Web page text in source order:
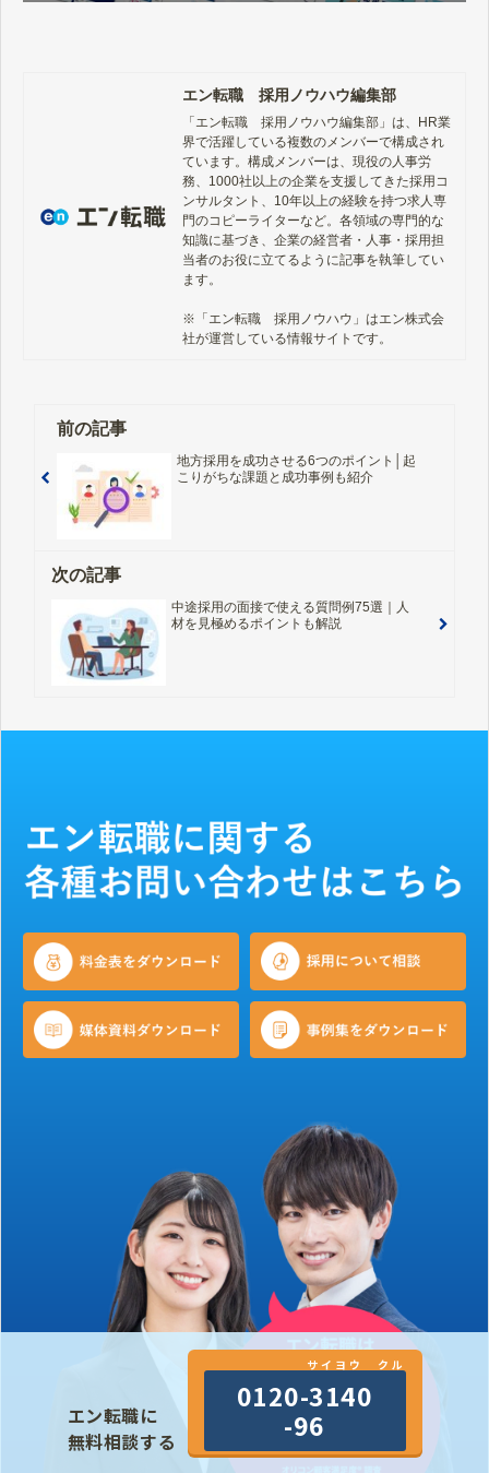
エン転職 採用ノウハウ編集部
「エン転職　採用ノウハウ編集部」は、HR業
界で活躍している複数のメンバーで構成され
ています。構成メンバーは、現役の人事労
務、1000社以上の企業を支援してきた採用コ
ンサルタント、10年以上の経験を持つ求人専
門のコピーライターなど。各領域の専門的な
知識に基づき、企業の経営者・人事・採用担
当者のお役に立てるように記事を執筆してい
ます。
※「エン転職　採用ノウハウ」はエン株式会
社が運営している情報サイトです。
前の記事
地方採用を成功させる6つのポイント│起
こりがちな課題と成功事例も紹介
次の記事
中途採用の面接で使える質問例75選｜人
材を見極めるポイントも解説
エン転職に
無料相談する
サイヨウ クル
0120-3140
-96